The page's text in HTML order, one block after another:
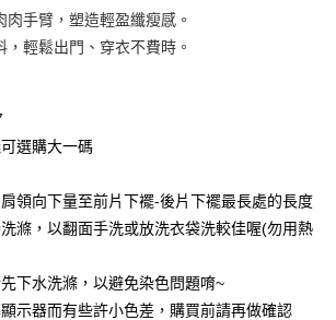
含以上)免運費
含以上)免運費
含以上)免運費
含以上)免運費
含以上)免運費
肉手臂，塑造輕盈纖瘦感。
，輕鬆出門、穿衣不費時。
選購大一碼
領向下量至前片下襬-後片下襬最長處的長度
滌，以翻面手洗或放洗衣袋洗較佳喔(勿用熱
下水洗滌，以避免染色問題唷~
示器而有些許小色差，購買前請再做確認